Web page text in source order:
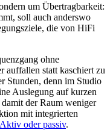
um Übertragbarkeit:
soll auch anderswo
die von HiFi
ohne
auffallen statt kaschiert zu
Stunden, denn im Studio
Auslegung auf kurzen
der Raum weniger
mit integrierten
Aktiv oder passiv.